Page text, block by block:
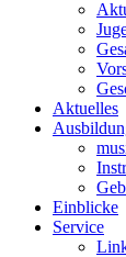
Aktuelles
Einblicke
Service